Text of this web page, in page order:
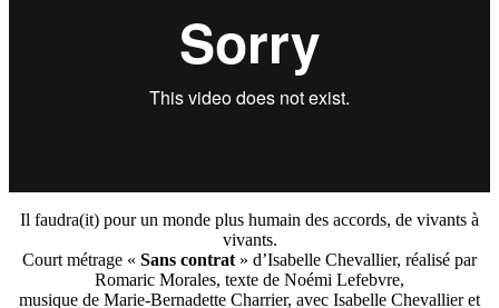
Il faudra(it) pour un monde plus humain des accords, de vivants à
vivants.
Court métrage « Sans contrat » d’Isabelle Chevallier, réalisé par
Romaric Morales, texte de Noémi Lefebvre,
musique de Marie-Bernadette Charrier, avec Isabelle Chevallier et